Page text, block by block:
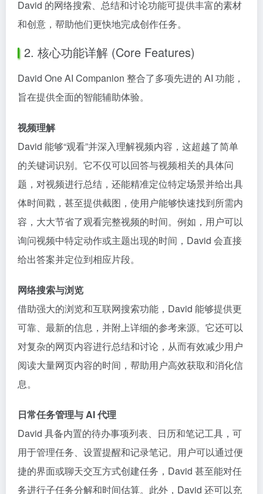
David 的网络搜索、总结和讨论功能可提供丰富的素材
和创意，帮助他们更快地完成创作任务。
2. 核心功能详解 (Core Features)
David One AI Companion 整合了多项先进的 AI 功能，
旨在提供全面的智能辅助体验。
视频理解
David 能够“观看”并深入理解视频内容，这超越了简单
的关键词识别。它不仅可以回答与视频相关的具体问
题，对视频进行总结，还能精准定位特定场景并给出具
体时间戳，甚至提供截图，使用户能够快速找到所需内
容，大大节省了观看完整视频的时间。例如，用户可以
询问视频中特定动作或主题出现的时间，David 会直接
给出答案并定位到相应片段。
网络搜索与浏览
借助强大的浏览和互联网搜索功能，David 能够提供更
可靠、最新的信息，并附上详细的参考来源。它还可以
对复杂的网页内容进行总结和讨论，从而有效减少用户
阅读大量网页内容的时间，帮助用户高效获取和消化信
息。
日常任务管理与 AI 代理
David 具备内置的待办事项列表、日历和笔记工具，可
用于管理任务、设置提醒和记录笔记。用户可以通过便
捷的界面或聊天交互方式创建任务，David 甚至能对任
务进行子任务分解和时间估算。此外，David 还可以充